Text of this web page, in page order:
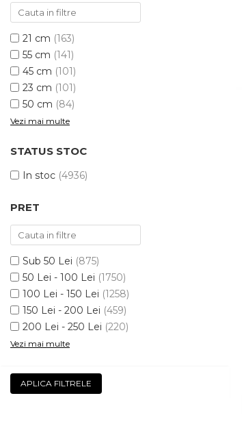
21 cm (163)
55 cm (141)
45 cm (101)
23 cm (101)
50 cm (84)
Vezi mai multe
STATUS STOC
In stoc (4936)
PRET
Sub 50 Lei (875)
50 Lei - 100 Lei (1750)
100 Lei - 150 Lei (1258)
150 Lei - 200 Lei (459)
200 Lei - 250 Lei (220)
Vezi mai multe
APLICA FILTRELE